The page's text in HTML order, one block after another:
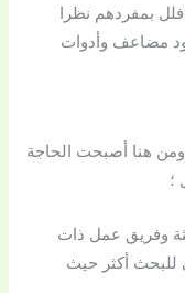
بمفردهم نظرا
مضاعف وأدوات
ومن هنا أصبحت الحاجة
؛
وفريق عمل ذات
للبحث أكثر حيث